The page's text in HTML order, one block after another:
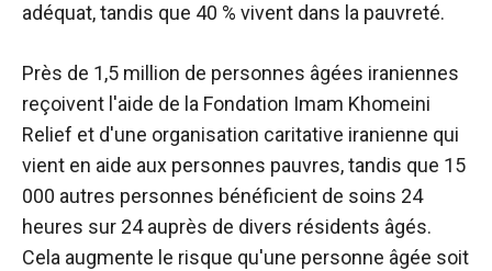
adéquat, tandis que 40 % vivent dans la pauvreté.
Près de 1,5 million de personnes âgées iraniennes
reçoivent l'aide de la Fondation Imam Khomeini
Relief et d'une organisation caritative iranienne qui
vient en aide aux personnes pauvres, tandis que 15
000 autres personnes bénéficient de soins 24
heures sur 24 auprès de divers résidents âgés.
Cela augmente le risque qu'une personne âgée soit